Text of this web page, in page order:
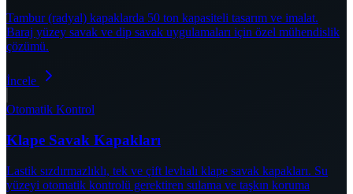
Tambur (radyal) kapaklarda 50 ton kapasiteli tasarım ve imalat.
Baraj yüzey savak ve dip savak uygulamaları için özel mühendislik
çözümü.
İncele
Otomatik Kontrol
Klape Savak Kapakları
Lastik sızdırmazlıklı, tek ve çift levhalı klape savak kapakları. Su
yüzeyi otomatik kontrolü gerektiren sulama ve taşkın koruma